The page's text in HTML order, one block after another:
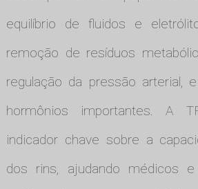
equilíbrio de fluidos e
remoção de resíduos
regulação da pressão arterial,
hormônios importantes. A
indicador chave sobre a
dos rins, ajudando médicos